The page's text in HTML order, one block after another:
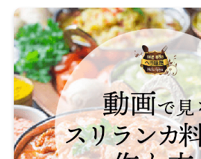
く
見
る
動
画
で
見
る
ス
リ
ラ
ン